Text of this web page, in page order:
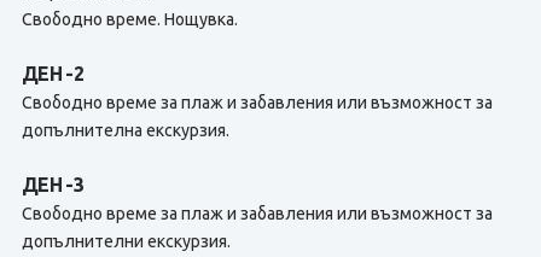
Свободно време. Нощувка.
ДЕН -2
Свободно време за плаж и забавления или възможност за
допълнителна екскурзия.
ДЕН -3
Свободно време за плаж и забавления или възможност за
допълнителни екскурзия.